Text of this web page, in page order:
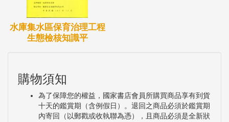
三、公眾參與試行之示範區選定
本計畫主要依據「加速辦理地層下陷區排水環境改善
示範計畫」中?梧、新塭及東石示範區三處，為試行
計畫依據此計畫其中之一主要工作項目「綜合治
水」，由三處示範區之改善排水工程規劃進度，選定
試行之示範區。
水庫集水區保育治理工程
生態檢核知識平
購物須知
為了保障您的權益，國家書店會員所購買商品享有到貨
十天的鑑賞期（含例假日）。退回之商品必須於鑑賞期
內寄回（以郵戳或收執聯為憑），且商品必須是全新狀